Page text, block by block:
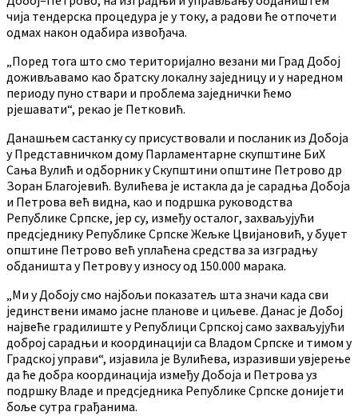
чија тендерска процедура је у току, а радови ће отпочети
одмах након одабира извођача.
„Поред тога што смо територијално везани ми Град Добој
доживљавамо као братску локалну заједницу и у наредном
периоду пуно ствари и проблема заједнички ћемо
рјешавати“, рекао је Петковић.
Данашњем састанку су присуствовали и посланик из Добоја
у Представничком дому Парламентарне скупштине БиХ
Сања Вулић и одборник у Скупштини општине Петрово др
Зоран Благојевић. Вулићева је истакла да је сарадња Добоја
и Петрова већ видна, као и подршка руководства
Републике Српске, јер су, између осталог, захваљујући
предсједнику Републике Српске Жељке Цвијановић, у буџет
општине Петрово већ уплаћена средства за изградњу
обданишта у Петрову у износу од 150.000 марака.
„Ми у Добоју смо најбољи показатељ шта значи када сви
јединствени имамо јасне планове и циљеве. Данас је Добој
највеће градилиште у Републици Српској само захваљујући
доброј сарадњи и координацији са Владом Српске и тимом у
Градској управи“, изјавила је Вулићева, изразивши увјерење
да ће добра координација између Добоја и Петрова уз
подршку Владе и предсједника Републике Српске донијети
боље сутра грађанима.